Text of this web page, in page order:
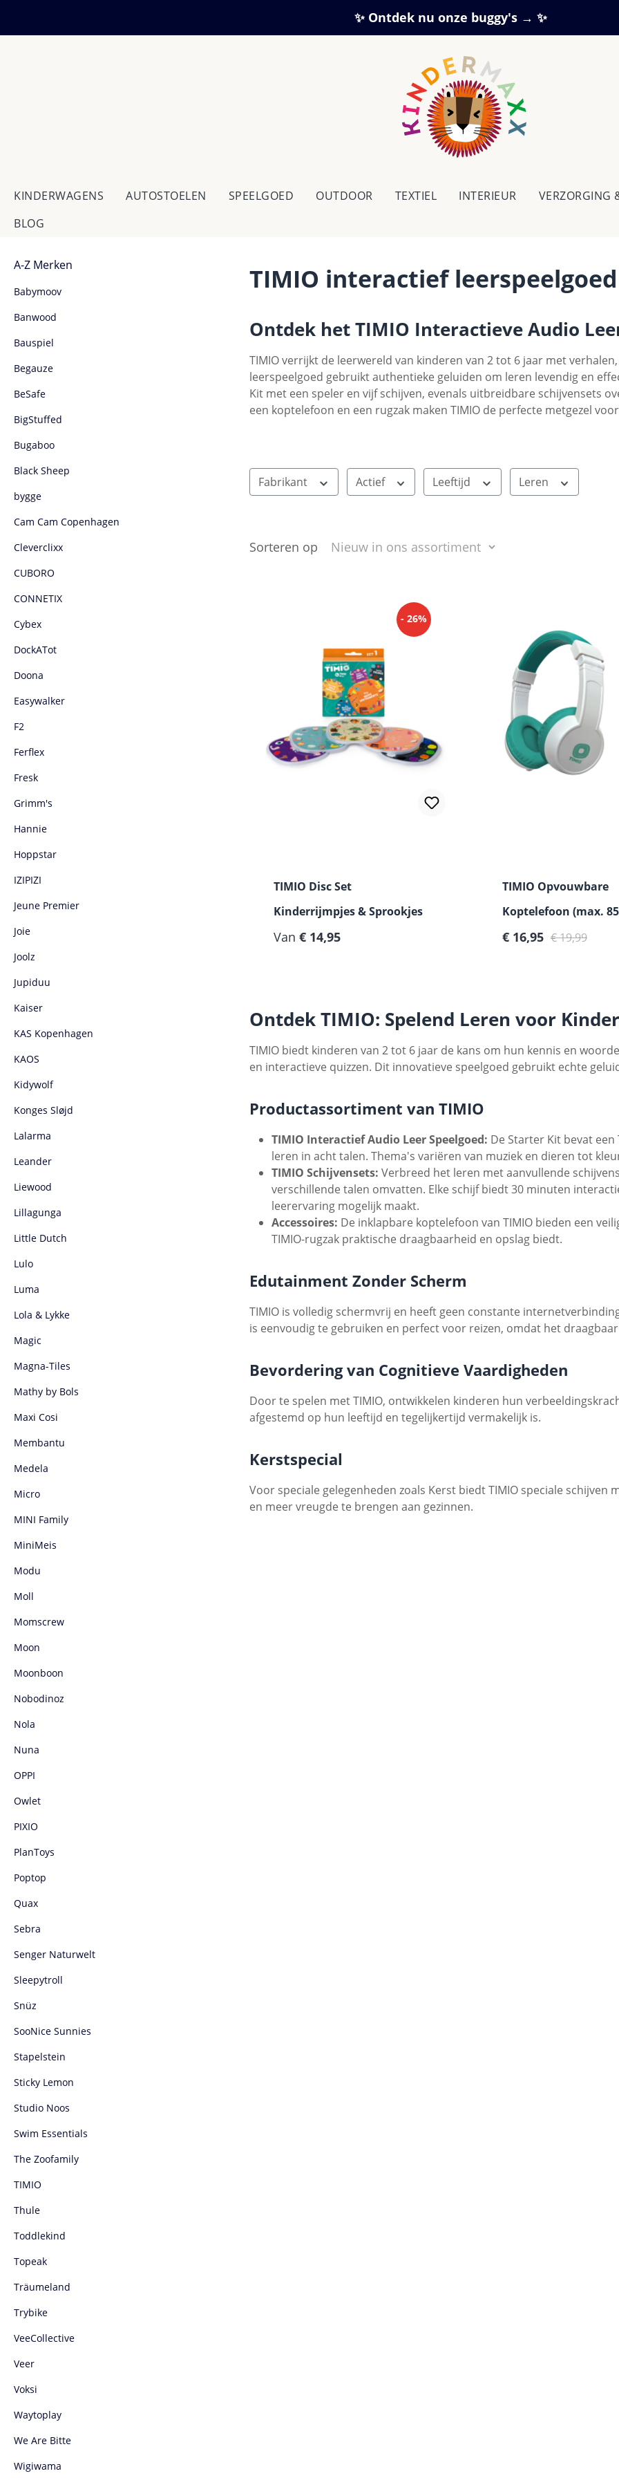
✨ Ontdek nu onze buggy's → ✨
KINDERWAGENS AUTOSTOELEN SPEELGOED OUTDOOR TEXTIEL IN­TE­RI­EUR
VERZORGING
BLOG
A-Z Merken
Babymoov
Banwood
Bauspiel
Begauze
BeSafe
BigStuffed
Bugaboo
Black Sheep
bygge
Cam Cam Copenhagen
Cleverclixx
CUBORO
CONNETIX
Cybex
DockATot
Doona
Easywalker
F2
Ferflex
Fresk
Grimm's
Hannie
Hoppstar
IZIPIZI
Jeune Premier
Joie
Joolz
Jupiduu
Kaiser
KAS Kopenhagen
KAOS
Kidywolf
Konges Sløjd
Lalarma
Leander
Liewood
Lillagunga
Little Dutch
Lulo
Luma
Lola & Lykke
Magic
Magna-Tiles
Mathy by Bols
Maxi Cosi
Membantu
Medela
Micro
MINI Family
MiniMeis
Modu
Moll
Momscrew
Moon
Moonboon
Nobodinoz
Nola
Nuna
OPPI
Owlet
PIXIO
PlanToys
Poptop
Quax
Sebra
Senger Naturwelt
Sleepytroll
Snüz
SooNice Sunnies
Stapelstein
Sticky Lemon
Studio Noos
Swim Essentials
The Zoofamily
TIMIO
Thule
Toddlekind
Topeak
Träumeland
Trybike
VeeCollective
Veer
Voksi
Waytoplay
We Are Bitte
Wigiwama
TIMIO interactief leerspeelgoed
Ontdek het TIMIO Interactieve Audio
TIMIO verrijkt de leerwereld van kinderen van 2 tot 6 jaar met
leerspeelgoed gebruikt authentieke geluiden om leren levendig en
Kit met een speler en vijf schijven, evenals uitbreidbare schijvensets
een koptelefoon en een rugzak maken TIMIO de perfecte metgezel
Fabrikant Actief Leeftijd Leren
Sorteren op
- 26%
TIMIO Disc Set
Kinderrijmpjes & Sprookjes
Normale prijs:
Van € 14,95
TIMIO Opvouwbare
Koptelefoon (max.
Verkoopprijs:
€ 16,95 Normale prijs:
€ 19,99
Ontdek TIMIO: Spelend Leren voor
TIMIO biedt kinderen van 2 tot 6 jaar de kans om hun kennis en
en interactieve quizzen. Dit innovatieve speelgoed gebruikt echte
Productassortiment van TIMIO
TIMIO Interactief Audio Leer Speelgoed: De Starter Kit bevat
leren in acht talen. Thema's variëren van muziek en dieren tot
TIMIO Schijvensets: Verbreed het leren met aanvullende
verschillende talen omvatten. Elke schijf biedt 30 minuten
leerervaring mogelijk maakt.
Accessoires: De inklapbare koptelefoon van TIMIO bieden een
TIMIO-rugzak praktische draagbaarheid en opslag biedt.
Edutainment Zonder Scherm
TIMIO is volledig schermvrij en heeft geen constante
is eenvoudig te gebruiken en perfect voor reizen, omdat het
Bevordering van Cognitieve Vaardigheden
Door te spelen met TIMIO, ontwikkelen kinderen hun
afgestemd op hun leeftijd en tegelijkertijd vermakelijk is.
Kerstspecial
Voor speciale gelegenheden zoals Kerst biedt TIMIO speciale
en meer vreugde te brengen aan gezinnen.